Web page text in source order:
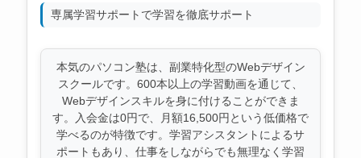
専属学習サポートで学習を徹底サポート
本気のパソコン塾は、副業特化型のWebデザイン
スクールです。600本以上の学習動画を通じて、
Webデザインスキルを身に付けることができま
す。入会金は0円で、月額16,500円という低価格で
学べるのが特徴です。学習アシスタントによるサ
ポートもあり、仕事をしながらでも無理なく学習